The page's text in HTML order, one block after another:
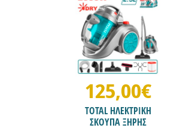
125,00€
TOTAL ΗΛΕΚΤΡΙΚΗ
ΣΚΟΥΠΑ ΞΗΡΗΣ